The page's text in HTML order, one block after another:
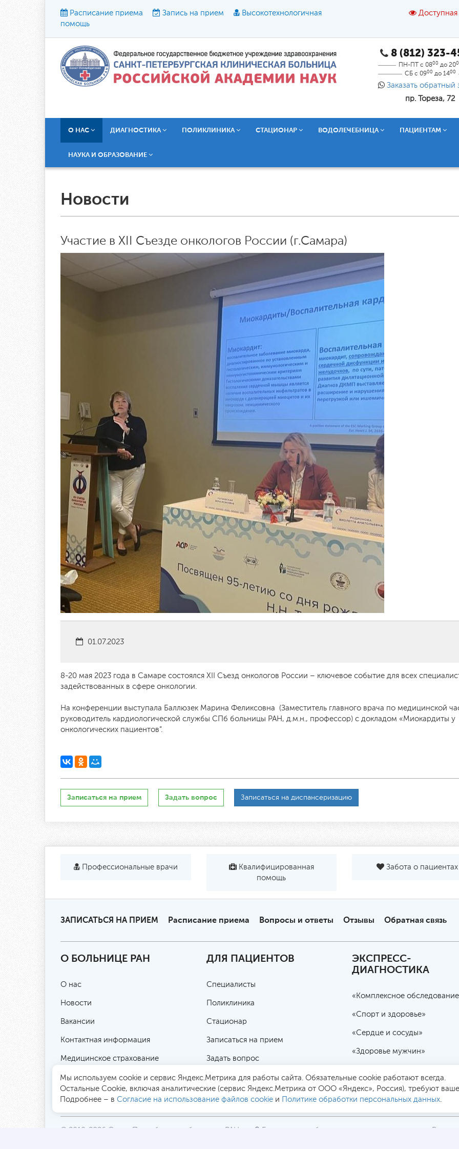
Расписание приема Запись на прием
Высокотехнологичная
помощь
Доступная
Размер шрифта: A A A
Текст: Кириллица Брайль Звук
8 (812) 323-
ПН-ПТ с 0800 до 20
СБ с 0900 до 1400
Заказать обратный
пр. Тореза, 72
О НАС ДИАГНОСТИКА ПОЛИКЛИНИКА СТАЦИОНАР ВОДОЛЕЧЕБНИЦА ПАЦИЕНТАМ
НАУКА И ОБРАЗОВАНИЕ
Новости
Участие в XII Съезде онкологов России (г.Самара)
01.07.2023
8-20 мая 2023 года в Самаре состоялся XII Съезд онкологов России – ключевое событие для всех
задействованных в сфере онкологии.
На конференции выступала Баллюзек Марина Феликсовна (Заместитель главного врача по медицинской
руководитель кардиологической службы СПб больницы РАН, д.м.н., профессор) с докладом «Миокардиты у
онкологических пациентов”.
Записаться на прием Задать вопрос Записаться на диспансеризацию
Профессиональные врачи
Квалифицированная
помощь
Забота о пациентах
ЗАПИСАТЬСЯ НА ПРИЕМ Расписание приема Вопросы и ответы Отзывы Обратная связь
О БОЛЬНИЦЕ РАН
О нас
Новости
Вакансии
Контактная информация
Медицинское страхование
Цены и услуги
Контролирующие организации
ДЛЯ ПАЦИЕНТОВ
Специалисты
Поликлиника
Стационар
Записаться на прием
Задать вопрос
Публичная оферта
ЭКСПРЕСС-
ДИАГНОСТИКА
«Комплексное
«Спорт и здоровье»
«Сердце и сосуды»
«Здоровье мужчин»
«Избыточный вес»
© 2010-2026 Санкт-Петербургская больница РАН
Безопасная работа через
Все
Мы используем cookie и сервис Яндекс.Метрика для работы сайта. Обязательные cookie работают всегда.
Остальные Сookie, включая аналитические (сервис Яндекс.Метрика от ООО «Яндекс», Россия), требуют
Подробнее – в Согласие на использование файлов cookie и Политике обработки персональных данных.